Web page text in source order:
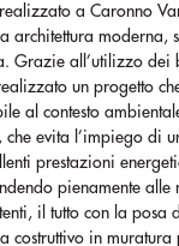
a Caronno
architettura moderna,
Grazie all’utilizzo dei
un progetto
al contesto
che evita l’impiego di
prestazioni
pienamente alle
il tutto con la posa
costruttivo in